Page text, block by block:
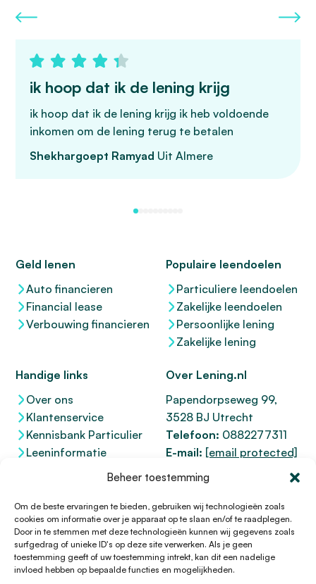
Beheer toestemming
Om de beste ervaringen te bieden, gebruiken wij technologieën zoals
cookies om informatie over je apparaat op te slaan en/of te raadplegen.
Door in te stemmen met deze technologieën kunnen wij gegevens zoals
surfgedrag of unieke ID's op deze site verwerken. Als je geen
toestemming geeft of uw toestemming intrekt, kan dit een nadelige
invloed hebben op bepaalde functies en mogelijkheden.
ik hoop dat ik de lening krijg
ik hoop dat ik de lening krijg ik heb voldoende
inkomen om de lening terug te betalen
Shekhargoept Ramyad Uit Almere
Geld lenen
Auto financieren
Financial lease
Verbouwing financieren
Populaire leendoelen
Particuliere leendoelen
Zakelijke leendoelen
Persoonlijke lening
Zakelijke lening
Handige links
Over ons
Klantenservice
Kennisbank Particulier
Leeninformatie
Over Lening.nl
Papendorpseweg 99,
3528 BJ Utrecht
Telefoon: 0882277311
E-mail: [email protected]
KvK 76100200
12047091
Kifid 300.017942
© 1996 - 2026 Lening.nl